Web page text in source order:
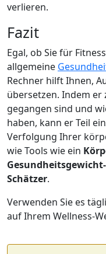
verlieren.
Fazit
Egal, ob Sie für
allgemeine
Rechner hilft Ihnen,
übersetzen. Indem er
gegangen sind und
haben, kann er Teil
Verfolgung Ihrer
wie Tools wie ein
Schätzer.
Verwenden Sie es
auf Ihrem Wellness-